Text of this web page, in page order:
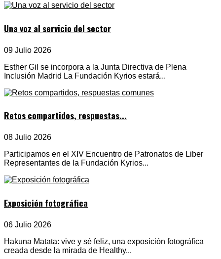
Una voz al servicio del sector
09 Julio 2026
Esther Gil se incorpora a la Junta Directiva de Plena
Inclusión Madrid La Fundación Kyrios estará...
Retos compartidos, respuestas...
08 Julio 2026
Participamos en el XIV Encuentro de Patronatos de Liber
Representantes de la Fundación Kyrios...
Exposición fotográfica
06 Julio 2026
Hakuna Matata: vive y sé feliz, una exposición fotográfica
creada desde la mirada de Healthy...